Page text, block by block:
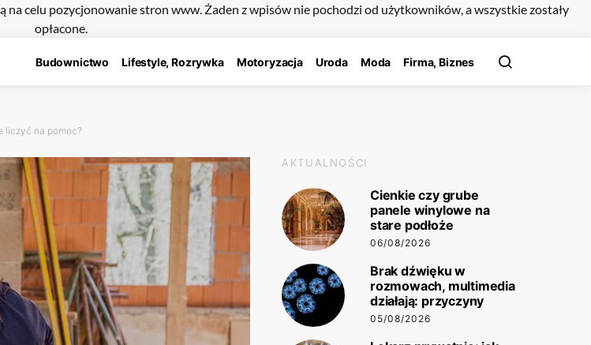
na celu pozycjonowanie stron www. Żaden z wpisów nie pochodzi od użytkowników, a wszystkie zostały
opłacone.
Budownictwo Lifestyle, Rozrywka Motoryzacja Uroda Moda Firma, Biznes
liczyć na pomoc?
AKTUALNOŚCI
Cienkie czy grube
panele winylowe na
stare podłoże
06/08/2026
Brak dźwięku w
rozmowach, multimedia
działają: przyczyny
05/08/2026